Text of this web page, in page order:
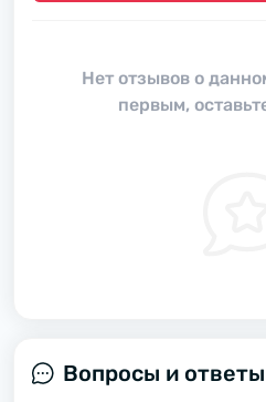
Нет отзывов о
первым,
Вопросы и ответы